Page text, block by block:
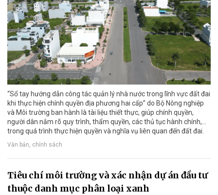
“Sổ tay hướng dẫn công tác quản lý nhà nước trong lĩnh vực đất đai
khi thực hiện chính quyền địa phương hai cấp” do Bộ Nông nghiệp
và Môi trường ban hành là tài liệu thiết thực, giúp chính quyền,
người dân nắm rõ quy trình, thẩm quyền, các thủ tục hành chính,...
trong quá trình thực hiện quyền và nghĩa vụ liên quan đến đất đai.
Văn bản, chính sách
Tiêu chí môi trường và xác nhận dự án đầu tư
thuộc danh mục phân loại xanh